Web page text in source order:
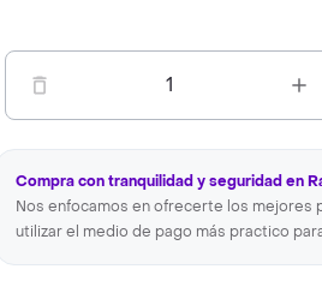
1
Compra con tranquilidad y seguridad en
Nos enfocamos en ofrecerte los mejores
utilizar el medio de pago más practico